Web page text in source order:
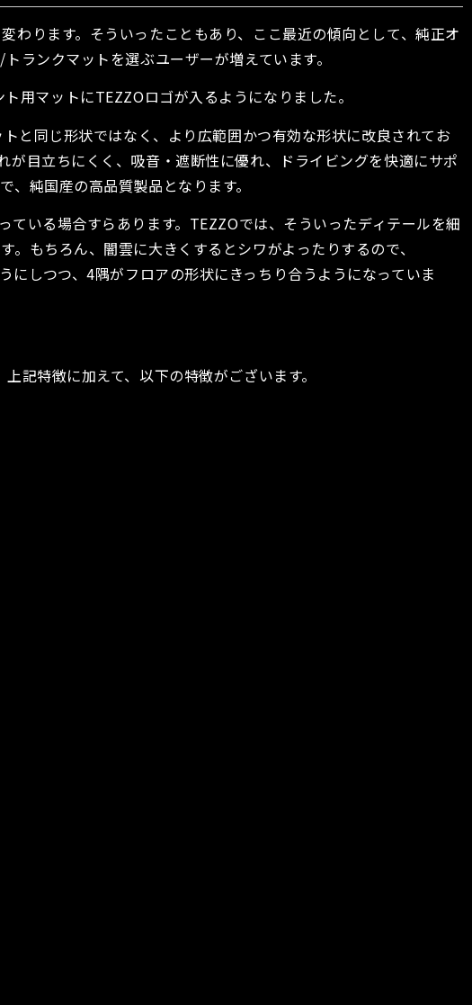
ります。そういったこともあり、ここ最近の傾向として、純正オ
ランクマットを選ぶユーザーが増えています。
用マットにTEZZOロゴが入るようになりました。
と同じ形状ではなく、より広範囲かつ有効な形状に改良されてお
目立ちにくく、吸音・遮断性に優れ、ドライビングを快適にサポ
純国産の高品質製品となります。
いる場合すらあります。TEZZOでは、そういったディテールを細
もちろん、闇雲に大きくするとシワがよったりするので、
しつつ、4隅がフロアの形状にきっちり合うようになっていま
記特徴に加えて、以下の特徴がございます。